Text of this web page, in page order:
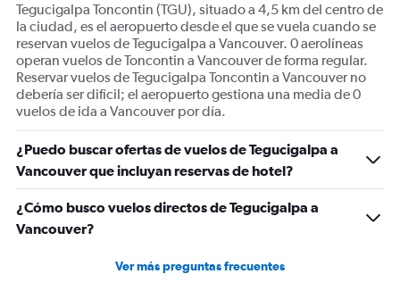
Tegucigalpa Toncontin (TGU), situado a 4,5 km del centro de
la ciudad, es el aeropuerto desde el que se vuela cuando se
reservan vuelos de Tegucigalpa a Vancouver. 0 aerolíneas
operan vuelos de Toncontin a Vancouver de forma regular.
Reservar vuelos de Tegucigalpa Toncontin a Vancouver no
debería ser difícil; el aeropuerto gestiona una media de 0
vuelos de ida a Vancouver por día.
¿Puedo buscar ofertas de vuelos de Tegucigalpa a
Vancouver que incluyan reservas de hotel?
¿Cómo busco vuelos directos de Tegucigalpa a
Vancouver?
Ver más preguntas frecuentes